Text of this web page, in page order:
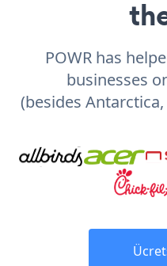
POWR has
businesses
(besides